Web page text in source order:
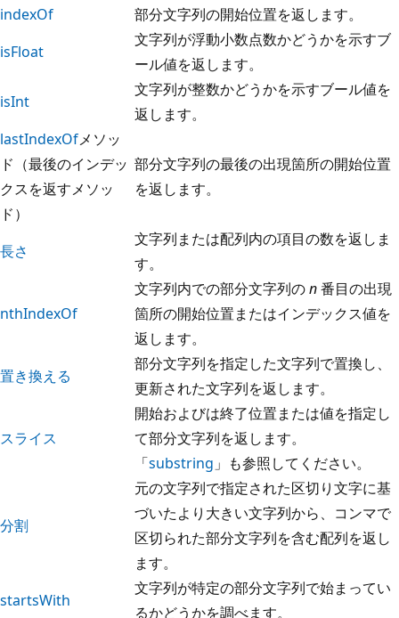
indexOf
部分文字列の開始位置を返します。
isFloat
文字列が浮動小数点数かどうかを示すブ
ール値を返します。
isInt
文字列が整数かどうかを示すブール値を
返します。
lastIndexOfメソッ
ド（最後のインデッ
クスを返すメソッ
ド）
部分文字列の最後の出現箇所の開始位置
を返します。
長さ
文字列または配列内の項目の数を返しま
す。
nthIndexOf
文字列内での部分文字列のn番目の出現
箇所の開始位置またはインデックス値を
返します。
置き換える
部分文字列を指定した文字列で置換し、
更新された文字列を返します。
スライス
開始およびは終了位置または値を指定し
て部分文字列を返します。
「substring 」も参照してください。
分割
元の文字列で指定された区切り文字に基
づいたより大きい文字列から、コンマで
区切られた部分文字列を含む配列を返し
ます。
startsWith
文字列が特定の部分文字列で始まってい
るかどうかを調べます。